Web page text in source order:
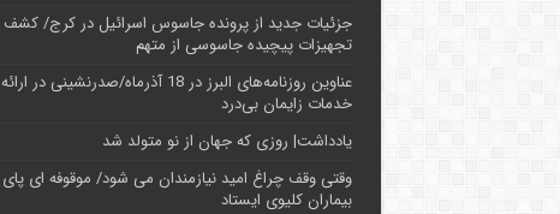
جزئیات جدید از پرونده جاسوس اسرائیل در کرج/‌ کشف
تجهیزات پیچیده جاسوسی از متهم
عناوین روزنامه‌های البرز در ‌18 آذرماه/صدرنشینی در ارائه
خدمات زایمان بی‌درد
یادداشت| روزی که جهان از نو متولد شد
وقتی وقف چراغ امید نیازمندان می شود/ موقوفه ای پای
بیماران کلیوی ایستاد